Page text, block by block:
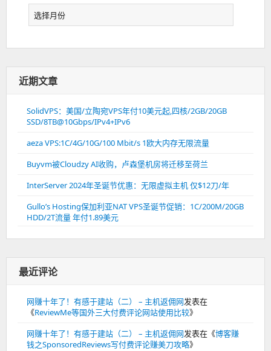
近期文章
SolidVPS：美国/立陶宛VPS年付10美元起,四核/2GB/20GB
SSD/8TB@10Gbps/IPv4+IPv6
aeza VPS:1C/4G/10G/100 Mbit/s 1欧大内存无限流量
Buyvm被Cloudzy AI收购，卢森堡机房将迁移至荷兰
InterServer 2024年圣诞节优惠：无限虚拟主机 仅$12刀/年
Gullo’s Hosting保加利亚NAT VPS圣诞节促销：1C/200M/20GB
HDD/2T流量 年付1.89美元
最近评论
网赚十年了！有感于建站（二） – 主机返佣网发表在
《ReviewMe等国外三大付费评论网站使用比较》
网赚十年了！有感于建站（二） – 主机返佣网发表在《博客赚
钱之SponsoredReviews写付费评论赚美刀攻略》